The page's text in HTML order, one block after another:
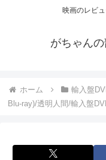
映画のレビ
がちゃん
ホーム 輸入盤
Blu-ray)/透明人間/輸入盤